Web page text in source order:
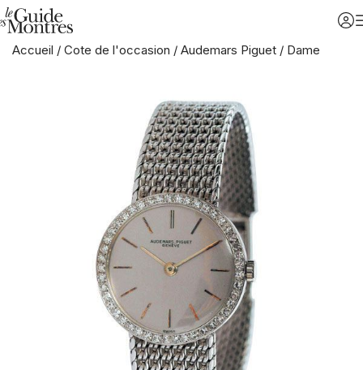
Accueil / Cote de l'occasion / Audemars Piguet / Dame